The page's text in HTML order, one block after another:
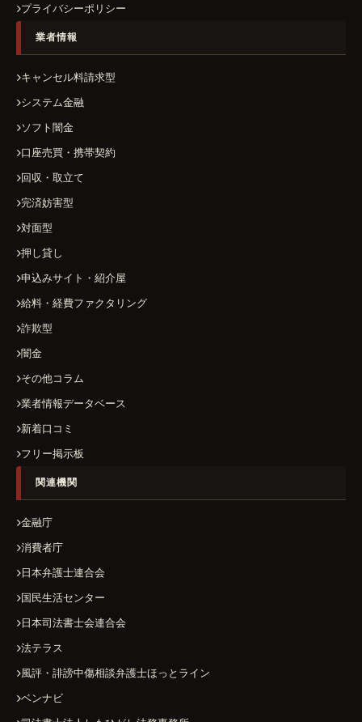
プライバシーポリシー
業者情報
キャンセル料請求型
システム金融
ソフト闇金
口座売買・携帯契約
回収・取立て
完済妨害型
対面型
押し貸し
申込みサイト・紹介屋
給料・経費ファクタリング
詐欺型
闇金
その他コラム
業者情報データベース
新着口コミ
フリー掲示板
関連機関
金融庁
消費者庁
日本弁護士連合会
国民生活センター
日本司法書士会連合会
法テラス
風評・誹謗中傷相談弁護士ほっとライン
ベンナビ